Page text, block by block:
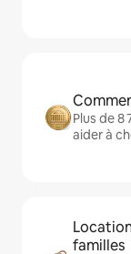
Plus de
aider à
familles